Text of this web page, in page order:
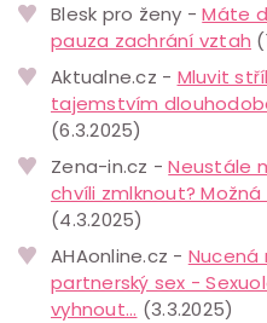
Blesk pro ženy -Máte
pauza zachrání vztah
Aktualne.cz - Mluvit
tajemstvím
(6.3.2025)
Zena-in.cz -Neustále
chvíli zmlknout?
(4.3.2025)
AHAonline.cz -
partnerský sex -
vyhnout... (3.3.2025)